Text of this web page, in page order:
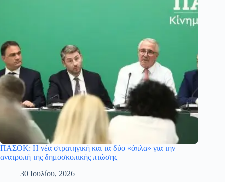
ΠΑΣΟΚ: Η νέα στρατηγική και τα δύο «όπλα» για την
ανατροπή της δημοσκοπικής πτώσης
30 Ιουλίου, 2026